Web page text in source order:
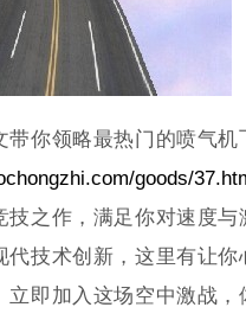
你领略最热门的喷气机
goods/
之作，满足你对速度与
技术创新，这里有让你
即加入这场空中激战，